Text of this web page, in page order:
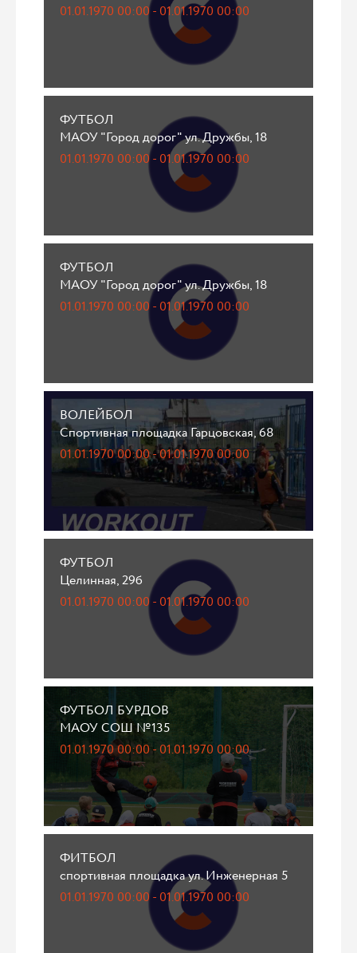
01.01.1970 00:00 - 01.01.1970 00:00
ФУТБОЛ
МАОУ "Город дорог" ул. Дружбы, 18
01.01.1970 00:00 - 01.01.1970 00:00
ФУТБОЛ
МАОУ "Город дорог" ул. Дружбы, 18
01.01.1970 00:00 - 01.01.1970 00:00
ВОЛЕЙБОЛ
Спортивная площадка Гарцовская, 68
01.01.1970 00:00 - 01.01.1970 00:00
ФУТБОЛ
Целинная, 29б
01.01.1970 00:00 - 01.01.1970 00:00
ФУТБОЛ БУРДОВ
МАОУ СОШ №135
01.01.1970 00:00 - 01.01.1970 00:00
ФИТБОЛ
спортивная площадка ул. Инженерная 5
01.01.1970 00:00 - 01.01.1970 00:00